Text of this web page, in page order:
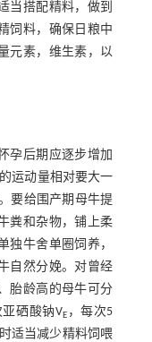
当搭配精料，做到
饲料，确保日粮中
元素，维生素，以
孕后期应逐步增加
运动量相对要大一
要给围产期母牛提
粪和杂物，铺上柔
独牛舍单圈饲养，
自然分娩。对曾经
胎龄高的母牛可分
硒酸钠VE，每次5
适当减少精料饲喂